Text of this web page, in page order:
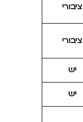
ציבורי
ציבורי
יש
יש